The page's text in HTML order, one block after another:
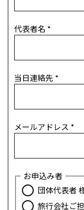
代表者名 *
当日連絡先 *
メールアドレス *
お申込み者
団体代表者
旅行会社ご